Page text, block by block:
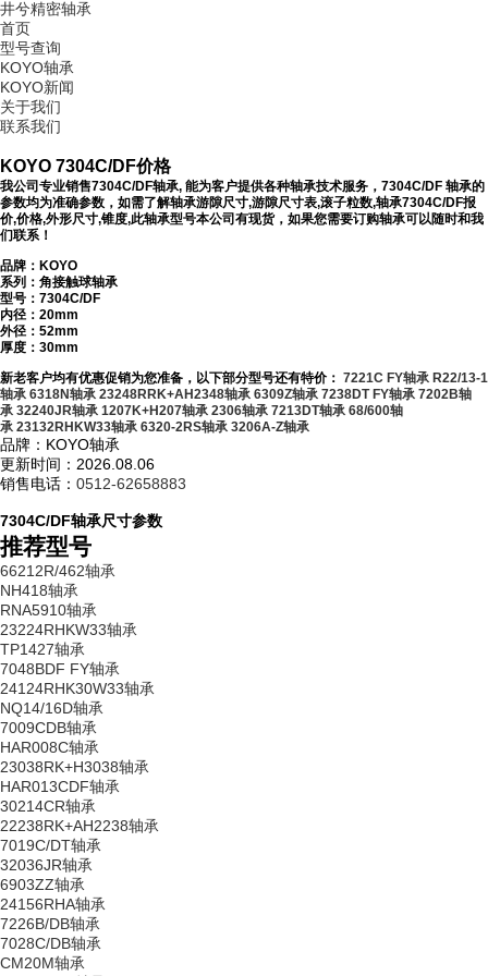
井兮精密轴承
首页
型号查询
KOYO轴承
KOYO新闻
关于我们
联系我们
KOYO 7304C/DF价格
我公司专业销售7304C/DF轴承, 能为客户提供各种轴承技术服务，7304C/DF 轴承的
参数均为准确参数，如需了解轴承游隙尺寸,游隙尺寸表,滚子粒数,轴承7304C/DF报
价,价格,外形尺寸,锥度,此轴承型号本公司有现货，如果您需要订购轴承可以随时和我
们联系！
品牌：KOYO
系列：角接触球轴承
型号： 7304C/DF
内径：20mm
外径：52mm
厚度：30mm
新老客户均有优惠促销为您准备，以下部分型号还有特价： 7221C FY轴承 R22/13-1
轴承 6318N轴承 23248RRK+AH2348轴承 6309Z轴承 7238DT FY轴承 7202B轴
承 32240JR轴承 1207K+H207轴承 2306轴承 7213DT轴承 68/600轴
承 23132RHKW33轴承 6320-2RS轴承 3206A-Z轴承
品牌：KOYO轴承
更新时间：2026.08.06
销售电话： 0512-62658883
7304C/DF轴承尺寸参数
推荐型号
66212R/462轴承
NH418轴承
RNA5910轴承
23224RHKW33轴承
TP1427轴承
7048BDF FY轴承
24124RHK30W33轴承
NQ14/16D轴承
7009CDB轴承
HAR008C轴承
23038RK+H3038轴承
HAR013CDF轴承
30214CR轴承
22238RK+AH2238轴承
7019C/DT轴承
32036JR轴承
6903ZZ轴承
24156RHA轴承
7226B/DB轴承
7028C/DB轴承
CM20M轴承